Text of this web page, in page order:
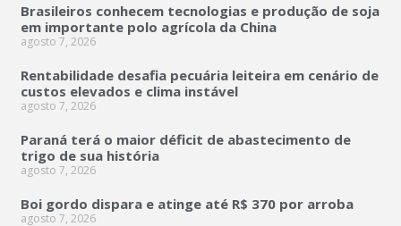
Brasileiros conhecem tecnologias e produção de soja
em importante polo agrícola da China
agosto 7, 2026
Rentabilidade desafia pecuária leiteira em cenário de
custos elevados e clima instável
agosto 7, 2026
Paraná terá o maior déficit de abastecimento de
trigo de sua história
agosto 7, 2026
Boi gordo dispara e atinge até R$ 370 por arroba
agosto 7, 2026